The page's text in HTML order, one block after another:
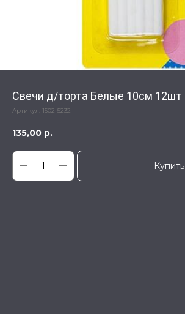
Свечи д/торта Белые 10см 12шт
Артикул: 1502-5232
135,00 р.
Купить